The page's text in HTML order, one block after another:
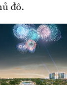
đô.